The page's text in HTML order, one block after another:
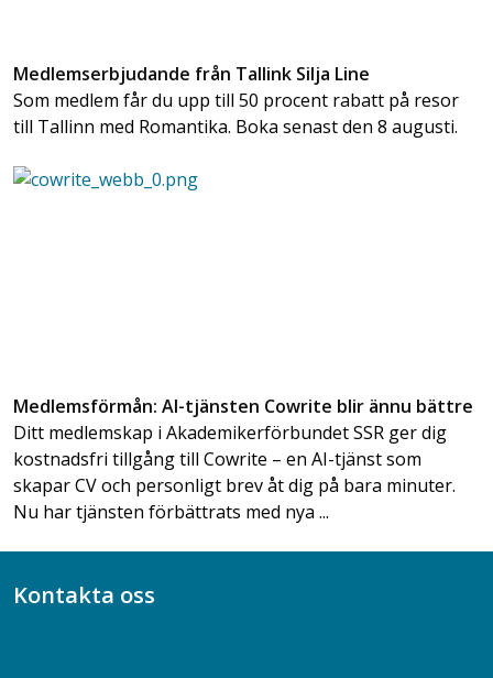
Medlemserbjudande från Tallink Silja Line
Som medlem får du upp till 50 procent rabatt på resor
till Tallinn med Romantika. Boka senast den 8 augusti.
Medlemsförmån: AI-tjänsten Cowrite blir ännu bättre
Ditt medlemskap i Akademikerförbundet SSR ger dig
kostnadsfri tillgång till Cowrite – en AI-tjänst som
skapar CV och personligt brev åt dig på bara minuter.
Nu har tjänsten förbättrats med nya ...
Kontakta oss